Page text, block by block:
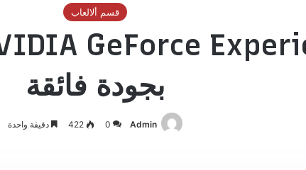
قسم ألالعاب
بجودة فائقة
Admin
0
422 دقيقة واحدة